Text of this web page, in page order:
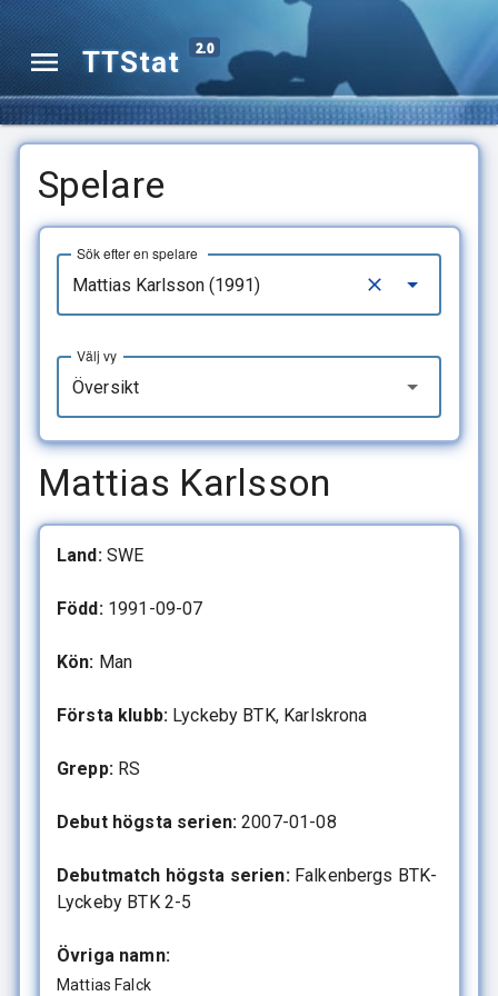
TTStat 2.0
Spelare
Sök efter en spelare
Översikt
Välj vy
Mattias Karlsson
Land:SWE
Född:1991-09-07
Kön: Man
Första klubb:Lyckeby BTK, Karlskrona
Grepp:RS
Debut högsta serien: 2007-01-08
Debutmatch högsta serien:Falkenbergs BTK-
Lyckeby BTK 2-5
Övriga namn:
Mattias Falck